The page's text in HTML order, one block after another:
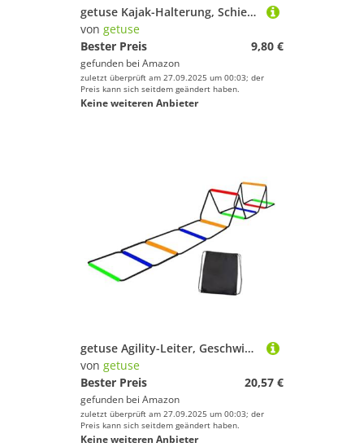
getuse Kajak-Halterung, Schiene, Hardware, 29,8 cm, Seitenmontage, Zubehör, Kajakschiene für Angelrutenhalter
von getuse
Bester Preis
9,80 €
gefunden bei Amazon
zuletzt überprüft am 27.09.2025 um 00:03; der
Preis kann sich seitdem geändert haben.
Keine weiteren Anbieter
getuse Agility-Leiter, Geschwindigkeitsleiter, faltbar, Workout, Rugby, multifunktional, Heim-Fitness-Studio, Agility-Trainingsgerät, Fitness, Füße, Training, 10 Gitter mit Tasche
von getuse
Bester Preis
20,57 €
gefunden bei Amazon
zuletzt überprüft am 27.09.2025 um 00:03; der
Preis kann sich seitdem geändert haben.
Keine weiteren Anbieter